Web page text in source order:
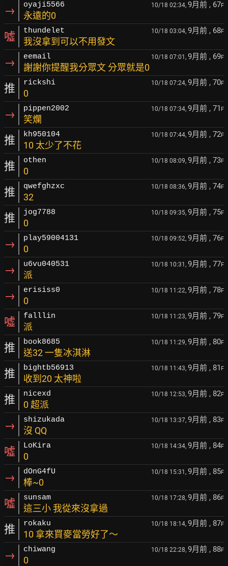
→ oyaji5566 10/18 02:34, 9月前 , 67F
永遠的0
噓 thundelet 10/18 03:04, 9月前 , 68F
我沒拿到可以不用發文
→ eemail 10/18 07:01, 9月前 , 69F
謝謝你提醒我分眾文 分眾就是0
推 rickshi 10/18 07:24, 9月前 , 70F
0
→ pippen2002 10/18 07:34, 9月前 , 71 F
笑爛
推 kh950104 10/18 07:44, 9月前 , 72F
10 太少了不花
推 othen 10/18 08:09, 9月前 , 73F
0
推 qwefghzxc 10/18 08:36, 9月前 , 74F
32
推 jog7788 10/18 09:35, 9月前 , 75F
0
→ play59004131 10/18 09:52, 9月前 , 76F
0
→ u6vu040531 10/18 10:31, 9月前 , 77F
派
→ erisiss0 10/18 11:22, 9月前 , 78F
0
噓 falllin 10/18 11:23, 9月前 , 79F
派
推 book8685 10/18 11:29, 9月前 , 80F
送32 一隻冰淇淋
推 bightb56913 10/18 11:43, 9月前 , 81 F
收到20 太神啦
推 nicexd 10/18 12:53, 9月前 , 82F
0 超派
→ shizukada 10/18 13:37, 9月前 , 83F
沒 QQ
噓 LoKira 10/18 14:34, 9月前 , 84F
0
→ dOnG4fU 10/18 15:31, 9月前 , 85F
棒~0
噓 sunsam 10/18 17:28, 9月前 , 86F
這三小 我從來沒拿過
推 rokaku 10/18 18:14, 9月前 , 87F
10 拿來買麥當勞好了～
→ chiwang 10/18 22:28, 9月前 , 88F
0